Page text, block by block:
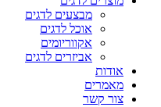
מבצעים לדגים
אוכל לדגים
אקווריומים
אביזרים לדגים
אודות
מאמרים
צור קשר